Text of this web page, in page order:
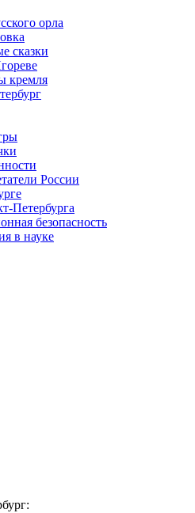
орла
сказки
кремля
России
Петербурга
безопасность
в науке